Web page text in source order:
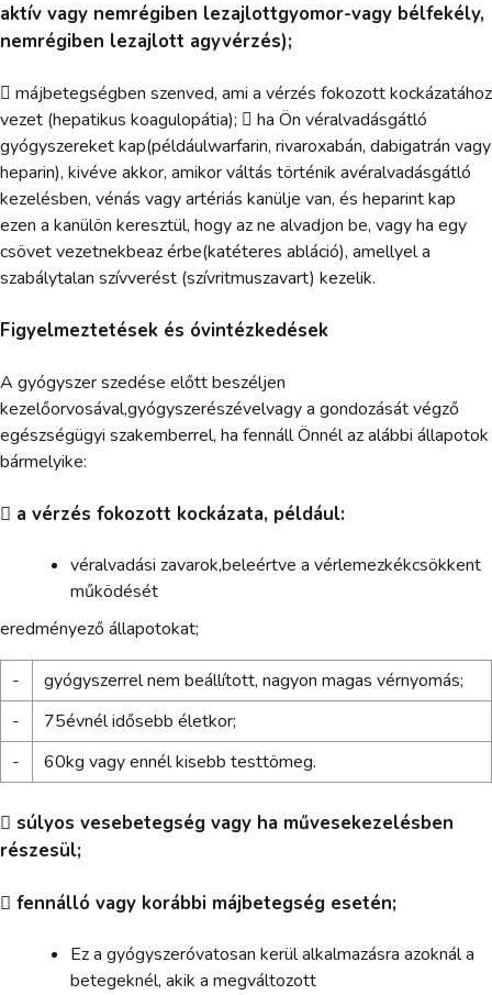
aktív vagy nemrégiben lezajlottgyomor-vagy bélfekély,
nemrégiben lezajlott agyvérzés);
 májbetegségben szenved, ami a vérzés fokozott kockázatához
vezet (hepatikus koagulopátia);  ha Ön véralvadásgátló
gyógyszereket kap(példáulwarfarin, rivaroxabán, dabigatrán vagy
heparin), kivéve akkor, amikor váltás történik avéralvadásgátló
kezelésben, vénás vagy artériás kanülje van, és heparint kap
ezen a kanülön keresztül, hogy az ne alvadjon be, vagy ha egy
csövet vezetnekbeaz érbe(katéteres abláció), amellyel a
szabálytalan szívverést (szívritmuszavart) kezelik.
Figyelmeztetések és óvintézkedések
A gyógyszer szedése előtt beszéljen
kezelőorvosával,gyógyszerészévelvagy a gondozását végző
egészségügyi szakemberrel, ha fennáll Önnél az alábbi állapotok
bármelyike:
 a vérzés fokozott kockázata, például:
véralvadási zavarok,beleértve a vérlemezkékcsökkent
működését
eredményező állapotokat;
-
gyógyszerrel nem beállított, nagyon magas vérnyomás;
-
75évnél idősebb életkor;
-
60kg vagy ennél kisebb testtömeg.
 súlyos vesebetegség vagy ha művesekezelésben
részesül;
 fennálló vagy korábbi májbetegség esetén;
Ez a gyógyszeróvatosan kerül alkalmazásra azoknál a
betegeknél, akik a megváltozott